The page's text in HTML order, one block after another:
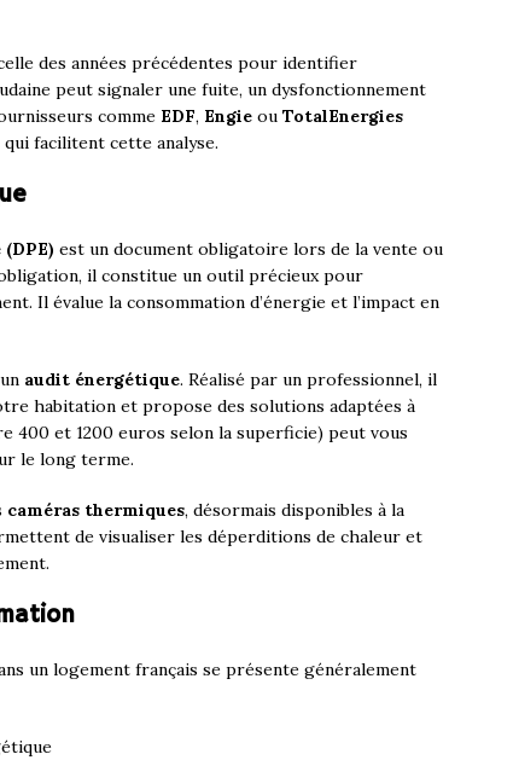
des années précédentes pour identifier
peut signaler une fuite, un dysfonctionnement
comme EDF, Engie ou TotalEnergies
facilitent cette analyse.
est un document obligatoire lors de la vente ou
il constitue un outil précieux pour
Il évalue la consommation d’énergie et l’impact en
audit énergétique. Réalisé par un professionnel, il
habitation et propose des solutions adaptées à
400 et 1200 euros selon la superficie) peut vous
le long terme.
caméras thermiques, désormais disponibles à la
de visualiser les déperditions de chaleur et
un logement français se présente généralement